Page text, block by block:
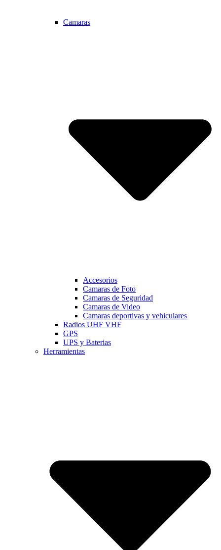
Camaras
Accesorios
Camaras de Foto
Camaras de Seguridad
Camaras de Video
Camaras deportivas y vehiculares
Radios UHF VHF
GPS
UPS y Baterias
Herramientas